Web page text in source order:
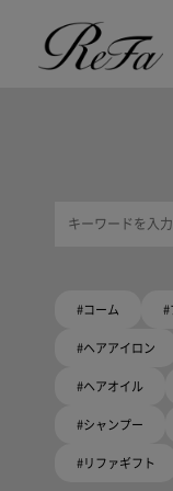
ReFa商品をご紹介しま
限定ラッピングバック
大切な人への贈り物にリ
リファロゴが入った、
高機能ドライヤー Xモ
いい髪めざす、大人たち
髪がきれいって嬉しい
ブラシ・コームヘアケア
#コーム #
#ヘアアイロン
#ヘアオイル
#シャンプー
#リファギフト